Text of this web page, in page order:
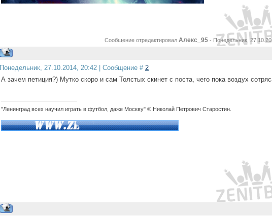
Сообщение отредактировал Алекс_95 - Понедельник,
Понедельник, 27.10.2014, 20:42 | Сообщение # 2
А зачем петиция?) Мутко скоро и сам Толстых скинет с поста, чего пока воздух
"Ленинград всех научил играть в футбол, даже Москву" © Николай Петрович Старостин.